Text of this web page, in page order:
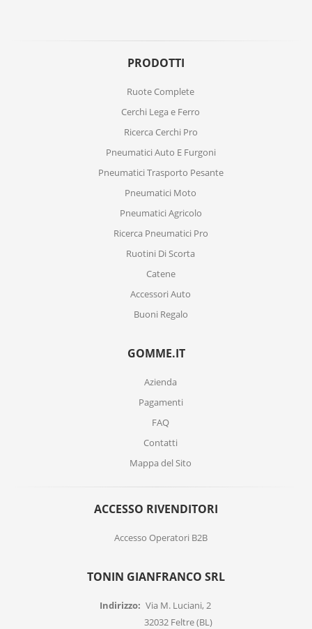
PRODOTTI
Ruote Complete
Cerchi Lega e Ferro
Ricerca Cerchi Pro
Pneumatici Auto E Furgoni
Pneumatici Trasporto Pesante
Pneumatici Moto
Pneumatici Agricolo
Ricerca Pneumatici Pro
Ruotini Di Scorta
Catene
Accessori Auto
Buoni Regalo
GOMME.IT
Azienda
Pagamenti
FAQ
Contatti
Mappa del Sito
ACCESSO RIVENDITORI
Accesso Operatori B2B
TONIN GIANFRANCO SRL
Indirizzo: Via M. Luciani, 2
32032 Feltre (BL)